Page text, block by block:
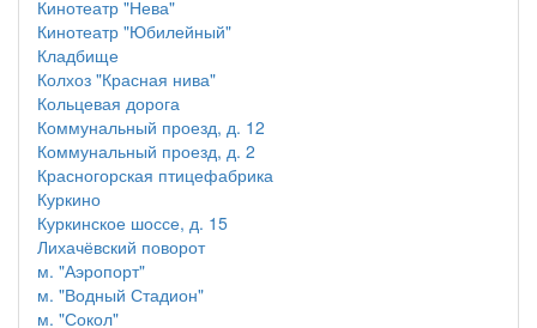
Кинотеатр "Нева"
Кинотеатр "Юбилейный"
Кладбище
Колхоз "Красная нива"
Кольцевая дорога
Коммунальный проезд, д. 12
Коммунальный проезд, д. 2
Красногорская птицефабрика
Куркино
Куркинское шоссе, д. 15
Лихачёвский поворот
м. "Аэропорт"
м. "Водный Стадион"
м. "Сокол"